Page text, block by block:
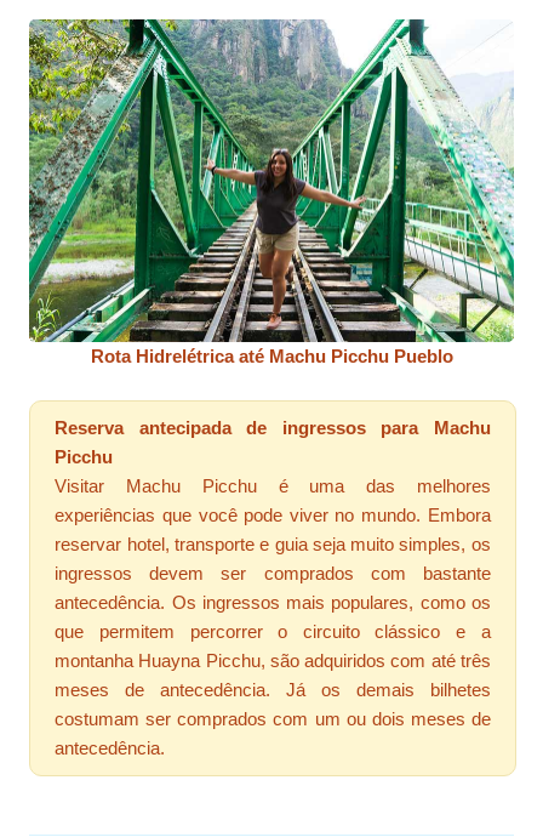
Rota Hidrelétrica até Machu Picchu Pueblo
Reserva antecipada de ingressos para Machu
Picchu
Visitar Machu Picchu é uma das melhores
experiências que você pode viver no mundo. Embora
reservar hotel, transporte e guia seja muito simples, os
ingressos devem ser comprados com bastante
antecedência. Os ingressos mais populares, como os
que permitem percorrer o circuito clássico e a
montanha Huayna Picchu, são adquiridos com até três
meses de antecedência. Já os demais bilhetes
costumam ser comprados com um ou dois meses de
antecedência.